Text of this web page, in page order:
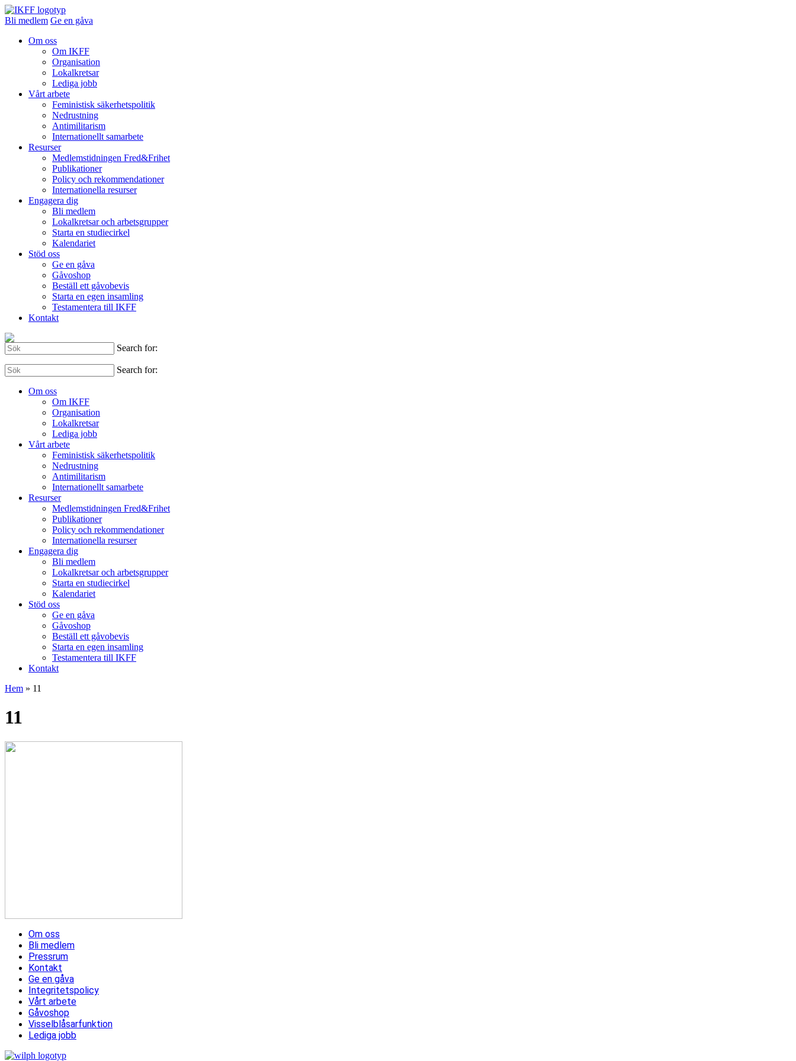
Bli medlem Ge en gåva
Om oss
Om IKFF
Organisation
Lokalkretsar
Lediga jobb
Vårt arbete
Feministisk säkerhetspolitik
Nedrustning
Antimilitarism
Internationellt samarbete
Resurser
Medlemstidningen Fred&Frihet
Publikationer
Policy och rekommendationer
Internationella resurser
Engagera dig
Bli medlem
Lokalkretsar och arbetsgrupper
Starta en studiecirkel
Kalendariet
Stöd oss
Ge en gåva
Gåvoshop
Beställ ett gåvobevis
Starta en egen insamling
Testamentera till IKFF
Kontakt
Search for:
Search for:
Om oss
Om IKFF
Organisation
Lokalkretsar
Lediga jobb
Vårt arbete
Feministisk säkerhetspolitik
Nedrustning
Antimilitarism
Internationellt samarbete
Resurser
Medlemstidningen Fred&Frihet
Publikationer
Policy och rekommendationer
Internationella resurser
Engagera dig
Bli medlem
Lokalkretsar och arbetsgrupper
Starta en studiecirkel
Kalendariet
Stöd oss
Ge en gåva
Gåvoshop
Beställ ett gåvobevis
Starta en egen insamling
Testamentera till IKFF
Kontakt
Hem » 11
11
Om oss
Bli medlem
Pressrum
Kontakt
Ge en gåva
Integritetspolicy
Vårt arbete
Gåvoshop
Visselblåsarfunktion
Lediga jobb